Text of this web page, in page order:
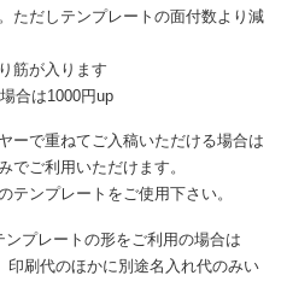
ただしテンプレートの面付数より減
筋が入ります
合は1000円up
ーで重ねてご入稿いただける場合は
でご利用いただけます。
ンプレートをご使用下さい。
プレートの形をご利用の場合は
印刷代のほかに別途名入れ代のみい